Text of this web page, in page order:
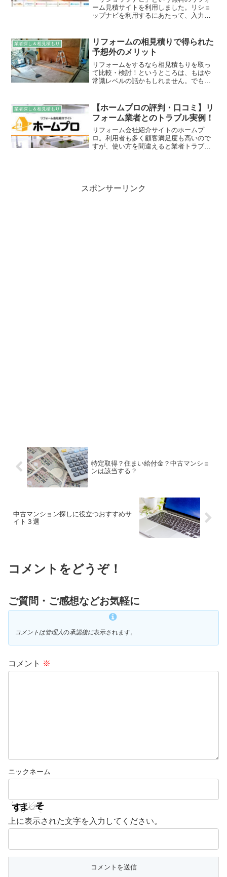
ーム見積サイトを利用しました。リショ
ップナビを利用するにあたって、入力が
るのか？実際に見積り依頼した私が、詳
細レビューをまとめました。
業者探し＆相見積もり
リフォームの相見積りで得られた
予想外のメリット
リフォームをするなら相見積もりを取っ
て比較・検討！というところは、もはや
常識レベルの話かもしれません。でも、
私は３社から相見積もりを取りました
が、自分が想像もしていなか...
業者探し＆相見積もり
【ホームプロの評判・口コミ】リ
フォーム業者とのトラブル実例！
リフォーム会社紹介サイトのホームプ
ロ。利用者も多く顧客満足度も高いので
すが、使い方を間違えると業者トラブル
スポンサーリンク
特定取得？住まい給付金？中古マンショ
ンは該当する？
中古マンション探しに役立つおすすめサ
イト３選
コメントをどうぞ！
ご質問・ご感想などお気軽に
コメントは管理人の承認後に表示されます。
コメント ※
上に表示された文字を入力してください。